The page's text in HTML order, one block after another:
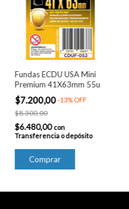
Fundas ECDU USA Mini
Premium 41X63mm 55u
$7.200,00-13%OFF
$8.300,00
$6.480,00con
Transferencia o depósito